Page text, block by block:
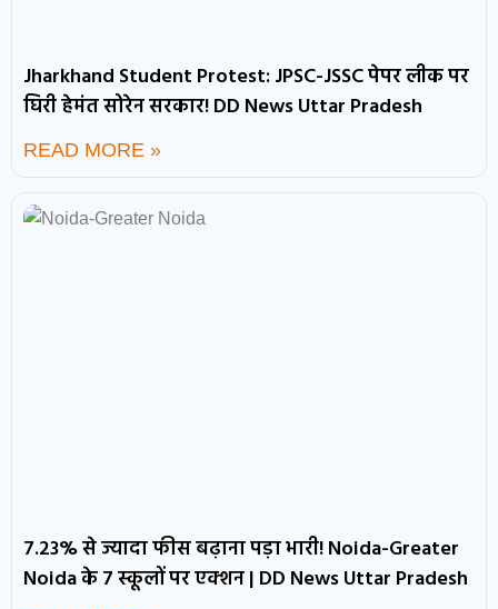
Jharkhand Student Protest: JPSC-JSSC पेपर लीक पर
घिरी हेमंत सोरेन सरकार! DD News Uttar Pradesh
READ MORE »
7.23% से ज्यादा फीस बढ़ाना पड़ा भारी! Noida-Greater
Noida के 7 स्कूलों पर एक्शन | DD News Uttar Pradesh